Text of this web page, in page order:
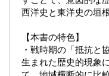
西洋史と東洋史の垣
【本書の特色】
・戦時期の「抵抗と
生まれた歴史的現象